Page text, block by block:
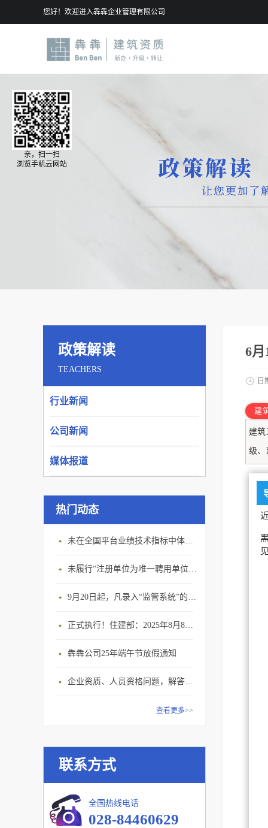
您好！欢迎进入犇犇企业管理有限公司
政策解读
TEACHERS
行业新闻
公司新闻
媒体报道
热门动态
未在全国平台业绩技术指标中体现个人角色的业绩，在资质审查时不作为有效业绩认定！
未履行“注册单位为唯一聘用单位”的承诺，撤销注册许可，三年内不得再次申请建造师注册
9月20日起，凡录入“监管系统”的建造师、职称人员，均需上传社保缴纳凭证！
正式执行！住建部：2025年8月8日起，建筑市政工程全面禁止9项技术！
犇犇公司25年端午节放假通知
企业资质、人员资格问题，解答来了
查看更多>>
联系方式
全国热线电话
028-84460629
6
日
建
建
级、
亲，扫一扫
浏览手机云网站